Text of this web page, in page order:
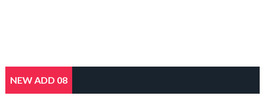
NEW ADD 08